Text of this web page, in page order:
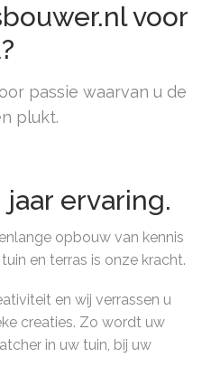
voor
passie waarvan u de
plukt.
ervaring.
opbouw van kennis
en terras is onze kracht.
en wij verrassen u
creaties. Zo wordt uw
in uw tuin, bij uw